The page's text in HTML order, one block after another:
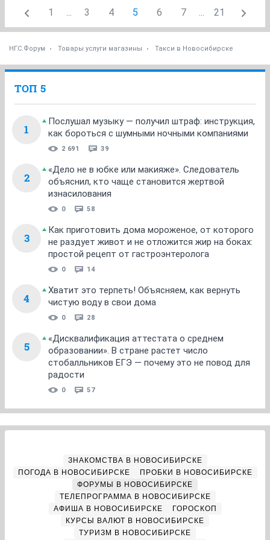
1 ... 3 4 5 6 7 ... 21
НГС.Форум Товары услуги магазины Такси в Новосибирске
ТОП 5
1
Послушал музыку — получил штраф: инструкция,
как бороться с шумными ночными компаниями
2 691 39
2
«Дело не в юбке или макияже». Следователь
объяснил, кто чаще становится жертвой
изнасилования
0 58
3
Как приготовить дома мороженое, от которого
не раздует живот и не отложится жир на боках:
простой рецепт от гастроэнтеролога
0 14
4
Хватит это терпеть! Объясняем, как вернуть
чистую воду в свои дома
0 28
5
«Дисквалификация аттестата о среднем
образовании». В стране растет число
стобалльников ЕГЭ — почему это не повод для
радости
0 57
ЗНАКОМСТВА В НОВОСИБИРСКЕ
ПОГОДА В НОВОСИБИРСКЕ
ПРОБКИ В НОВОСИБИРСКЕ
ФОРУМЫ В НОВОСИБИРСКЕ
ТЕЛЕПРОГРАММА В НОВОСИБИРСКЕ
АФИША В НОВОСИБИРСКЕ
ГОРОСКОП
КУРСЫ ВАЛЮТ В НОВОСИБИРСКЕ
ТУРИЗМ В НОВОСИБИРСКЕ